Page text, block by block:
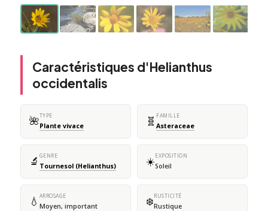
Caractéristiques d'Helianthus
occidentalis
🌺TYPE
Plante vivace 🧬 FAMILLE
Asteraceae
🔬 GENRE
Tournesol (Helianthus) ☀️EXPOSITION
Soleil
💧 ARROSAGE
Moyen, important ❄️RUSTICITÉ
Rustique